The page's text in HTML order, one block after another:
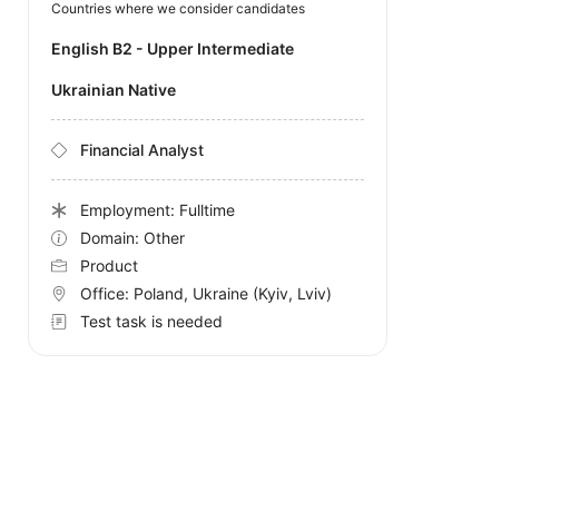
Countries where we consider candidates
English B2 - Upper Intermediate
Ukrainian Native
Financial Analyst
Employment: Fulltime
Domain: Other
Product
Office: Poland, Ukraine (Kyiv, Lviv)
Test task is needed